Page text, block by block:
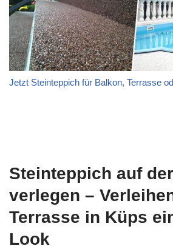
Jetzt Steinteppich für Balkon, Terrasse
Steinteppich auf
verlegen –
Terrasse in Küps
Look